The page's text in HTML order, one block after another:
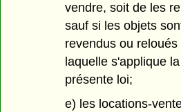
vendre, soit de les
sauf si les objets
revendus ou
laquelle s'applique
présente loi;
e) les locations-